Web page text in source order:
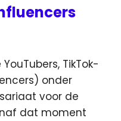
TikTok-
onder
voor de
dat moment